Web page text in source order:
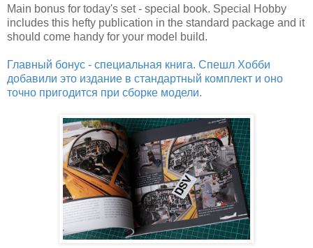
Main bonus for today's set - special book. Special Hobby
includes this hefty publication in the standard package and it
should come handy for your model build.
Главный бонус - специальная книга. Спешл Хобби
добавили это издание в стандартный комплект и оно
точно пригодится при сборке модели.